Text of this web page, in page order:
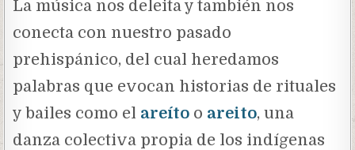
La música nos deleita y también nos
conecta con nuestro pasado
prehispánico, del cual heredamos
palabras que evocan historias de rituales
y bailes como el areíto o areito, una
danza colectiva propia de los indígenas